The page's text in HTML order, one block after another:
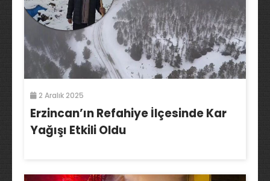
2 Aralık 2025
Erzincan’ın Refahiye İlçesinde Kar
Yağışı Etkili Oldu